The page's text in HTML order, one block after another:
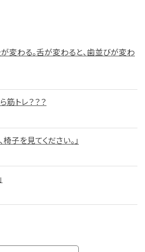
変わる。舌が変わると、歯並びが変わ
トレ？？？
子を見てください。」